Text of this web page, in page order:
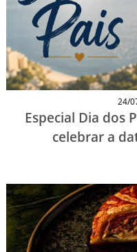
24/
Especial Dia dos
celebrar a